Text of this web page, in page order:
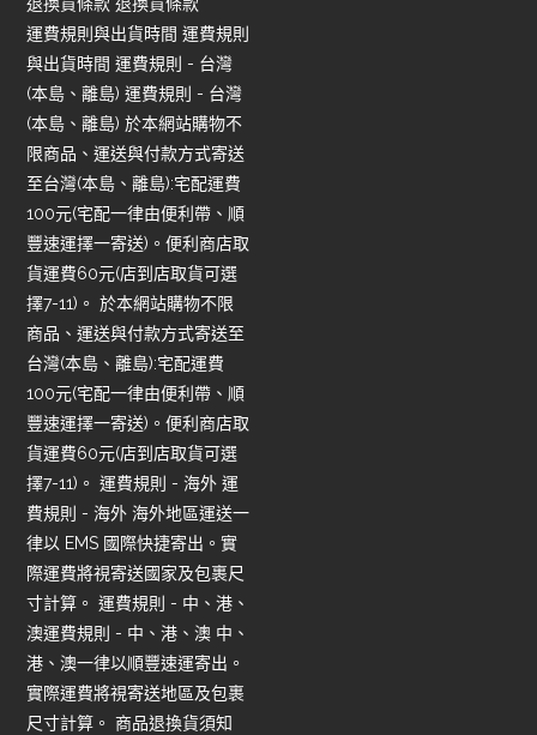
退換貨條款 退換貨條款
運費規則與出貨時間 運費規則
與出貨時間 運費規則 - 台灣
(本島、離島) 運費規則 - 台灣
(本島、離島) 於本網站購物不
限商品、運送與付款方式寄送
至台灣(本島、離島):宅配運費
100元(宅配一律由便利帶、順
豐速運擇一寄送)。便利商店取
貨運費60元(店到店取貨可選
擇7-11)。 於本網站購物不限
商品、運送與付款方式寄送至
台灣(本島、離島):宅配運費
100元(宅配一律由便利帶、順
豐速運擇一寄送)。便利商店取
貨運費60元(店到店取貨可選
擇7-11)。 運費規則 - 海外 運
費規則 - 海外 海外地區運送一
律以 EMS 國際快捷寄出。實
際運費將視寄送國家及包裹尺
寸計算。 運費規則 - 中、港、
澳運費規則 - 中、港、澳 中、
港、澳一律以順豐速運寄出。
實際運費將視寄送地區及包裹
尺寸計算。 商品退換貨須知